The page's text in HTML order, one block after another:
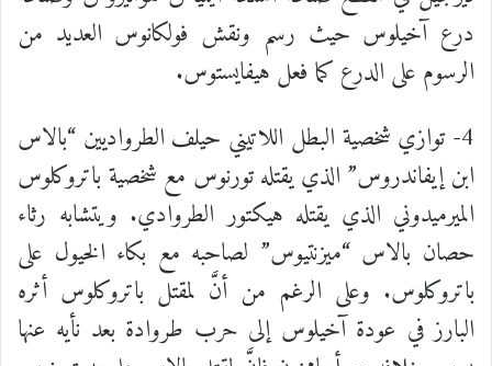
درع آخيلوس حيث رسم ونقش فولكانوس العديد من
الرسوم على الدرع كما فعل هيفايستوس.
4- توازي شخصية البطل اللاتيني حيلف الطرواديين “بالاس
ابن إيفاندروس” الذي يقتله تورنوس مع شخصية باتروكلوس
الميرميدوني الذي يقتله هيكتور الطروادي. ويتشابه رثاء
حصان بالاس “ميزنتيوس” لصاحبه مع بكاء الخيول على
باتروكلوس. وعلى الرغم من أنَّ لمقتل باتروكلوس أثره
البارز في عودة آخيلوس إلى حرب طروادة بعد نأيه عنها